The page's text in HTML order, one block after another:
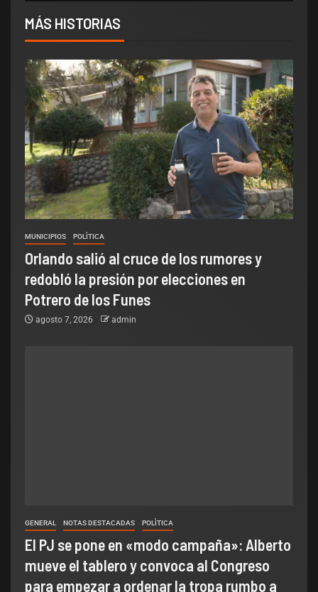
MÁS HISTORIAS
MUNICIPIOS POLÌTICA
Orlando salió al cruce de los rumores y
redobló la presión por elecciones en
Potrero de los Funes
agosto 7, 2026 admin
GENERAL NOTAS DESTACADAS POLÌTICA
El PJ se pone en «modo campaña»: Alberto
mueve el tablero y convoca al Congreso
para empezar a ordenar la tropa rumbo a